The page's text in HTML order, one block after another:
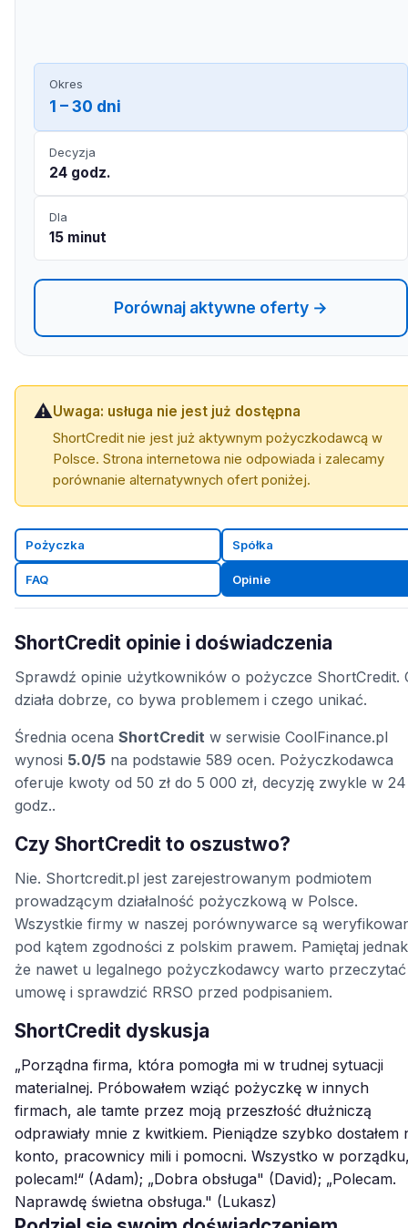
Okres
1 – 30 dni
Decyzja
24 godz.
Dla
15 minut
Porównaj aktywne oferty →
⚠️Uwaga: usługa nie jest już dostępna
ShortCredit nie jest już aktywnym pożyczkodawcą w
Polsce. Strona internetowa nie odpowiada i zalecamy
porównanie alternatywnych ofert poniżej.
Pożyczka Spółka
FAQ Opinie
ShortCredit opinie i doświadczenia
Sprawdź opinie użytkowników o pożyczce ShortCredit.
działa dobrze, co bywa problemem i czego unikać.
Średnia ocena ShortCredit w serwisie CoolFinance.pl
wynosi 5.0/5 na podstawie 589 ocen. Pożyczkodawca
oferuje kwoty od 50 zł do 5 000 zł, decyzję zwykle w 24
godz..
Czy ShortCredit to oszustwo?
Nie. Shortcredit.pl jest zarejestrowanym podmiotem
prowadzącym działalność pożyczkową w Polsce.
Wszystkie firmy w naszej porównywarce są
pod kątem zgodności z polskim prawem. Pamiętaj
że nawet u legalnego pożyczkodawcy warto przeczytać
umowę i sprawdzić RRSO przed podpisaniem.
ShortCredit dyskusja
„Porządna firma, która pomogła mi w trudnej sytuacji
materialnej. Próbowałem wziąć pożyczkę w innych
firmach, ale tamte przez moją przeszłość dłużniczą
odprawiały mnie z kwitkiem. Pieniądze szybko dostałem
konto, pracownicy mili i pomocni. Wszystko w
polecam!“ (Adam); „Dobra obsługa" (David); „Polecam.
Naprawdę świetna obsługa." (Lukasz)